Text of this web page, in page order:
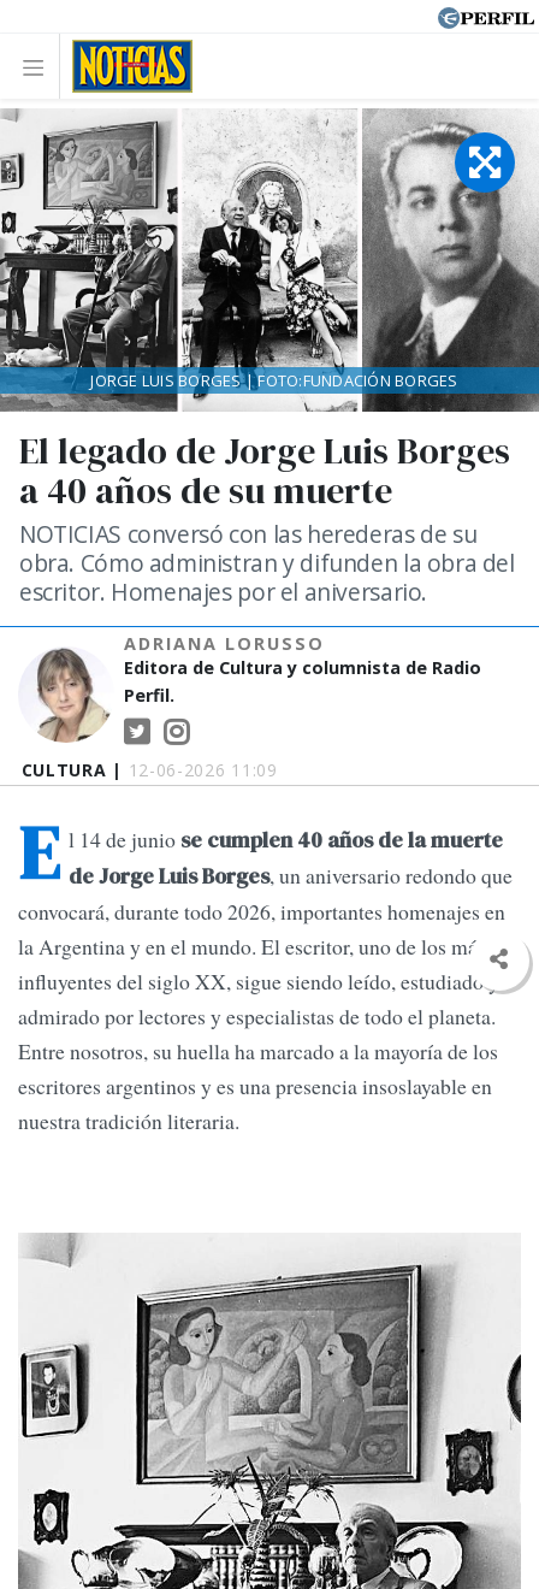
CULTURA | 12-06-2026 11:09
El legado de Jorge Luis Borges
a 40 años de su muerte
NOTICIAS conversó con las herederas de su
obra. Cómo administran y difunden la obra del
escritor. Homenajes por el aniversario.
ADRIANA LORUSSO
Editora de Cultura y columnista de Radio
Perfil.
JORGE LUIS BORGES | FOTO:FUNDACIÓN BORGES
E l 14 de junio se cumplen 40 años de la muerte
de Jorge Luis Borges, un aniversario redondo que
convocará, durante todo 2026, importantes homenajes en
la Argentina y en el mundo. El escritor, uno de los más
influyentes del siglo XX, sigue siendo leído, estudiado y
admirado por lectores y especialistas de todo el planeta.
Entre nosotros, su huella ha marcado a la mayoría de los
escritores argentinos y es una presencia insoslayable en
nuestra tradición literaria.